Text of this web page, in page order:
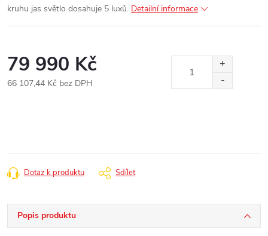
kruhu jas světlo dosahuje 5 luxů. Detailní informace
79 990 Kč
66 107,44 Kč bez DPH
Dotaz k produktu Sdílet
Popis produktu